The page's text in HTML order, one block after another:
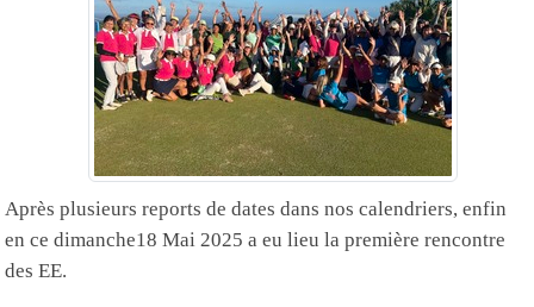
Après plusieurs reports de dates dans nos calendriers, enfin
en ce dimanche18 Mai 2025 a eu lieu la première rencontre
des EE.